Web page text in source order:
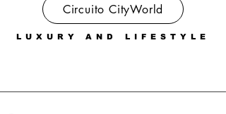
LUXURY AND LIFESTYLE
Circuito CityWorld